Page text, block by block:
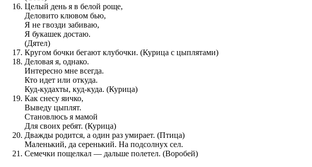
Целый день я в белой роще,
Деловито клювом бью,
Я не гвозди забиваю,
Я букашек достаю.
(Дятел)
Кругом бочки бегают клубочки. (Курица с цыплятами)
Деловая я, однако.
Интересно мне всегда.
Кто идет или откуда.
Куд-кудахты, куд-куда. (Курица)
Как снесу яичко,
Выведу цыплят.
Становлюсь я мамой
Для своих ребят. (Курица)
Дважды родится, а один раз умирает. (Птица)
Маленький, да серенький. На подсолнух сел.
Семечки пощелкал — дальше полетел. (Воробей)